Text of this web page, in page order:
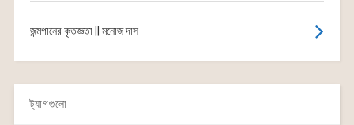
জন্মগানের কৃতজ্ঞতা || মনোজ দাস
ট্যাগগুলো